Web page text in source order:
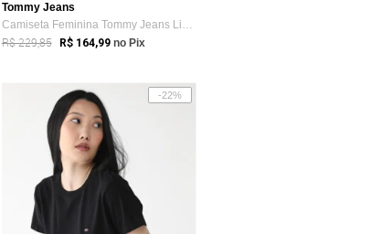
Tommy Jeans
Camiseta Feminina Tommy Jeans Listrada Off White
R$ 229,85 R$ 164,99 no Pix
-22%